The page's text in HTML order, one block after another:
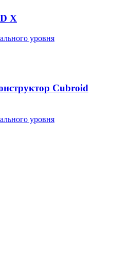
X
уровня
Cubroid
уровня